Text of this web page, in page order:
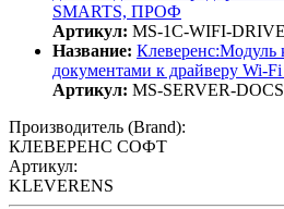
SMARTS, ПРОФ
Артикул: MS-1C-WIFI-
Название: Клеверенс:Модуль
документами к драйверу Wi-
Артикул: MS-SERVER-DOCS
Производитель (Brand):
КЛЕВЕРЕНС СОФТ
Артикул:
KLEVERENS